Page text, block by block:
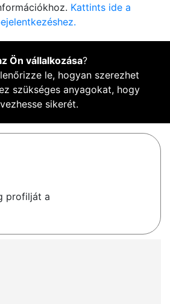
Kattints ide a
Ön vállalkozása?
le, hogyan szerezhet
szükséges anyagokat, hogy
sikerét.
profilját a